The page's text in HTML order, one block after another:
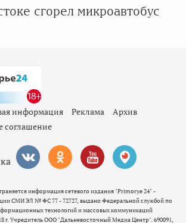
сгорел микроавтобус
информация Реклама
Архив
соглашение
информация сетевого издания "Primorye 24" -
СМИ ЭЛ № ФС 77 - 72727, выдано Федеральной службой по
технологий и массовых коммуникаций
г. Учредитель ООО "Дальневосточный Медиа Центр". 690091,